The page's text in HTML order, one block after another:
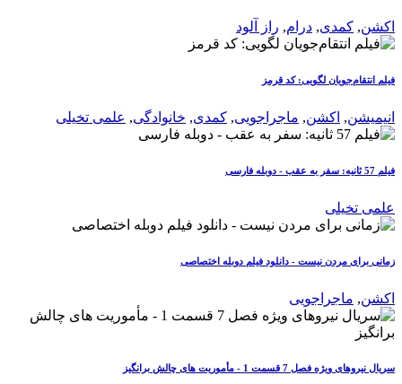
اکشن, کمدی, درام, راز آلود
فیلم انتقام‌جویان لگویی: کد قرمز
انیمیشن, اکشن, ماجراجویی, کمدی, خانوادگی, علمی تخیلی
فیلم 57 ثانیه: سفر به عقب - دوبله فارسی
علمی تخیلی
زمانی برای مردن نیست - دانلود فیلم دوبله اختصاصی
اکشن, ماجراجویی
سریال نیروهای ویژه فصل 7 قسمت 1 - مأموریت های چالش برانگیز